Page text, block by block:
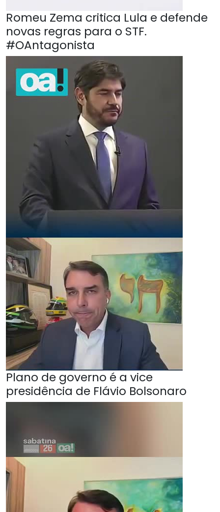
Romeu Zema critica Lula e defende
novas regras para o STF.
#OAntagonista
Plano de governo é a vice
presidência de Flávio Bolsonaro